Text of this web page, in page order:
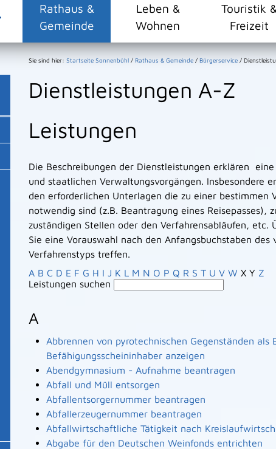
Rathaus &
Gemeinde
Leben &
Wohnen
Touristik &
Freizeit
Sie sind hier: Startseite Sonnenbühl / Rathaus & Gemeinde / Bürgerservice /
Dienstleistungen A-Z
Leistungen
Die Beschreibungen der Dienstleistungen erklären
und staatlichen Verwaltungsvorgängen. Insbesondere
den erforderlichen Unterlagen die zu einer bestimmen
notwendig sind (z.B. Beantragung eines Reisepasses),
zuständigen Stellen oder den Verfahrensabläufen, etc.
Sie eine Vorauswahl nach den Anfangsbuchstaben des
Verfahrenstyps treffen.
A B C D E F G H I J K L M N O P Q R S T U V W X Y Z
Leistungen suchen
A
Abbrennen von pyrotechnischen Gegenständen als
Befähigungsscheininhaber anzeigen
Abendgymnasium - Aufnahme beantragen
Abfall und Müll entsorgen
Abfallentsorgernummer beantragen
Abfallerzeugernummer beantragen
Abfallwirtschaftliche Tätigkeit nach
Abgabe für den Deutschen Weinfonds entrichten